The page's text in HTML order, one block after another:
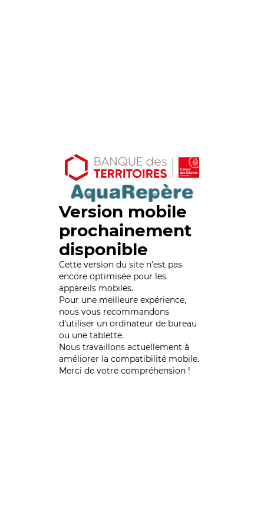
Version mobile
prochainement
disponible
Cette version du site n’est pas
encore optimisée pour les
appareils mobiles.
Pour une meilleure expérience,
nous vous recommandons
d'utiliser un ordinateur de bureau
ou une tablette.
Nous travaillons actuellement à
améliorer la compatibilité mobile.
Merci de votre compréhension !